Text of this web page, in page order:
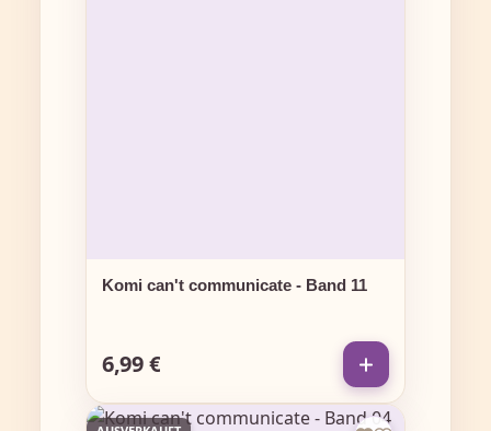
Komi can't communicate - Band 11
Regulärer Preis:
6,99 €